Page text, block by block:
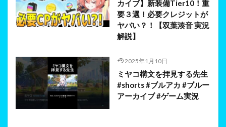
カイブ】新装備Tier10！重
要３選！必要クレジットが
ヤバい？！【双葉湊音 実況
解説】
2025年1月10日
ミヤコ構文を拝見する先生
#shorts #ブルアカ #ブルー
アーカイブ #ゲーム実況